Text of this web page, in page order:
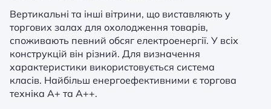
Вертикальні та інші вітрини, що виставляють у
торгових залах для охолодження товарів,
споживають певний обсяг електроенергії. У всіх
конструкцій він різний. Для визначення
характеристики використовується система
класів. Найбільш енергоефективними є торгова
техніка А+ та А++.